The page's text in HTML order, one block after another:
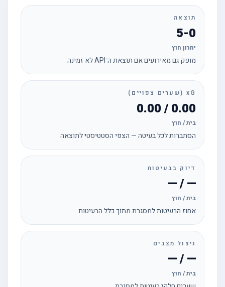
תוצאה
5-0
יתרון חוץ
מופק גם מאירועים אם תוצאת ה־API לא זמינה
xG (שערים צפויים)
0.00 / 0.00
בית / חוץ
הסתברות לכל בעיטה — הצפי הסטטיסטי לתוצאה
דיוק בבעיטות
— / —
בית / חוץ
אחוז הבעיטות למסגרת מתוך כלל הבעיטות
ניצול מצבים
— / —
בית / חוץ